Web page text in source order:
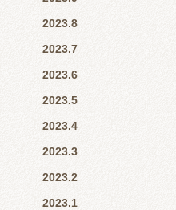
2023.8
2023.7
2023.6
2023.5
2023.4
2023.3
2023.2
2023.1